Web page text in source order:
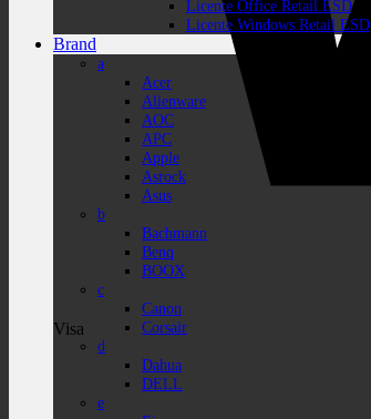
Visa
Licente Office Retail ESD
Licente Windows Retail ESD
Brand
a
Acer
Alienware
AOC
APC
Apple
Asrock
Asus
b
Bachmann
Benq
BOOX
c
Canon
Corsair
d
Dahua
DELL
e